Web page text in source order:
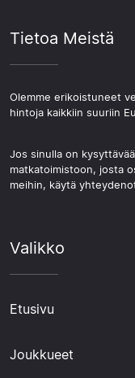
Tietoa Meistä
Olemme erikoistuneet
hintoja kaikkiin suuriin
Jos sinulla on
matkatoimistoon, josta
meihin, käytä
Valikko
Etusivu
Joukkueet